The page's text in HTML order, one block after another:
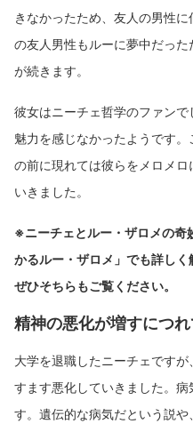
きなかったため、友人の男性
の友人男性もルーに夢中だっ
が続きます。
彼女はニーチェ哲学のファン
魅力を感じなかったようです
の前に現れては彼らをメロメ
いきました。
※ニーチェとルー・ザロメの奇
かるルー・ザロメ」でも詳し
ぜひそちらもご覧ください。
精神の悪化が増すにつ
大学を退職したニーチェです
すます悪化していきました。
す。遺伝的な病気だという説